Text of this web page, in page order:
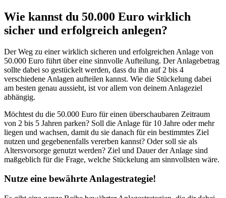
Wie kannst du 50.000 Euro wirklich
sicher und erfolgreich anlegen?
Der Weg zu einer wirklich sicheren und erfolgreichen Anlage von
50.000 Euro führt über eine sinnvolle Aufteilung. Der Anlagebetrag
sollte dabei so gestückelt werden, dass du ihn auf 2 bis 4
verschiedene Anlagen aufteilen kannst. Wie die Stückelung dabei
am besten genau aussieht, ist vor allem von deinem Anlageziel
abhängig.
Möchtest du die 50.000 Euro für einen überschaubaren Zeitraum
von 2 bis 5 Jahren parken? Soll die Anlage für 10 Jahre oder mehr
liegen und wachsen, damit du sie danach für ein bestimmtes Ziel
nutzen und gegebenenfalls vererben kannst? Oder soll sie als
Altersvorsorge genutzt werden? Ziel und Dauer der Anlage sind
maßgeblich für die Frage, welche Stückelung am sinnvollsten wäre.
Nutze eine bewährte Anlagestrategie!